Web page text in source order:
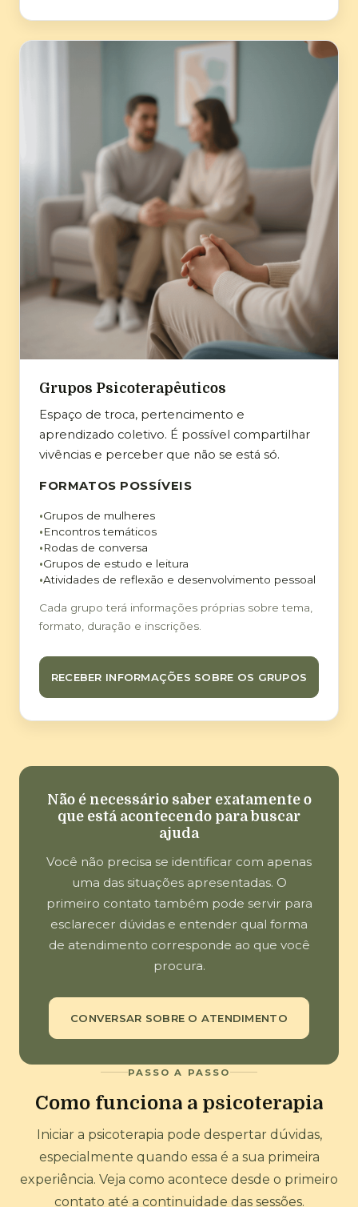
Grupos Psicoterapêuticos
Espaço de troca, pertencimento e
aprendizado coletivo. É possível compartilhar
vivências e perceber que não se está só.
FORMATOS POSSÍVEIS
Grupos de mulheres
Encontros temáticos
Rodas de conversa
Grupos de estudo e leitura
Atividades de reflexão e desenvolvimento pessoal
Cada grupo terá informações próprias sobre tema,
formato, duração e inscrições.
RECEBER INFORMAÇÕES SOBRE OS GRUPOS
Não é necessário saber exatamente o
que está acontecendo para buscar
ajuda
Você não precisa se identificar com apenas
uma das situações apresentadas. O
primeiro contato também pode servir para
esclarecer dúvidas e entender qual forma
de atendimento corresponde ao que você
procura.
CONVERSAR SOBRE O ATENDIMENTO
PASSO A PASSO
Como funciona a psicoterapia
Iniciar a psicoterapia pode despertar dúvidas,
especialmente quando essa é a sua primeira
experiência. Veja como acontece desde o primeiro
contato até a continuidade das sessões.